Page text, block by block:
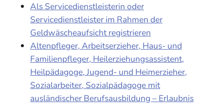
Als Servicedienstleisterin oder
Servicedienstleister im Rahmen der
Geldwäscheaufsicht registrieren
Altenpfleger, Arbeitserzieher, Haus- und
Familienpfleger, Heilerziehungsassistent,
Heilpädagoge, Jugend- und Heimerzieher,
Sozialarbeiter, Sozialpädagoge mit
ausländischer Berufsausbildung – Erlaubnis